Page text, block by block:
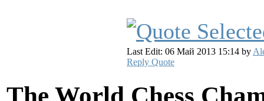
Last Edit: 06 Май 2013 15:14 by
Reply Quote
The World Chess